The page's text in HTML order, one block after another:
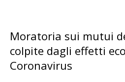
Moratoria sui mutui
colpite dagli effetti
Coronavirus